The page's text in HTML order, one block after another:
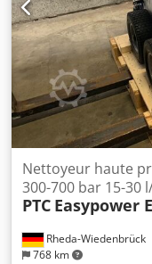
Température
Dimensions : 890 x
hauteur) en mm
Rheda-Wiedenbrück
768 km
Nettoyeur haute
300-700 bar 15-30
PTC Easypower E